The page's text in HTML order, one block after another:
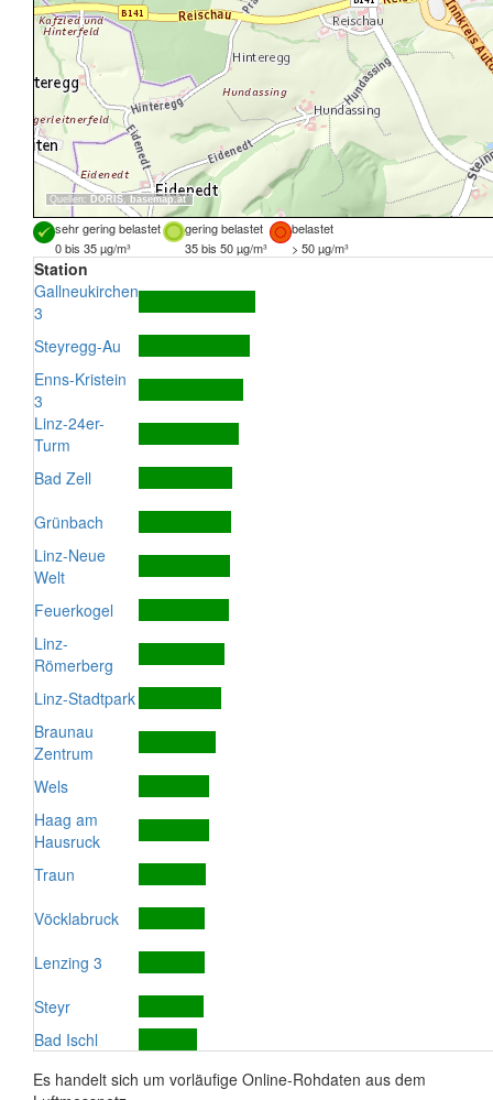
Quellen: DORIS, basemap.at
sehr gering belastet gering belastet
belastet
0 bis 35 µg/m³
35 bis 50 µg/m³ > 50 µg/m³
Station
Gallneukirchen
3
Steyregg-Au
Enns-Kristein
3
Linz-24er-
Turm
Bad Zell
Grünbach
Linz-Neue
Welt
Feuerkogel
Linz-
Römerberg
Linz-Stadtpark
Braunau
Zentrum
Wels
Haag am
Hausruck
Traun
Vöcklabruck
Lenzing 3
Steyr
Bad Ischl
Es handelt sich um vorläufige Online-Rohdaten aus dem